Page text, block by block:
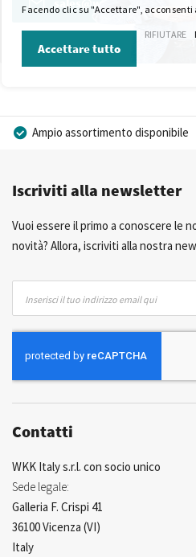
Ampio assortimento disponibile
Consulenza Personalizzata
Iscriviti alla newsletter
Vuoi essere il primo a conoscere le
novità? Allora, iscriviti alla nostra
nostra
Newsletter:
Contatti
WKK Italy s.r.l. con socio unico
Sede legale:
Galleria F. Crispi 41
36100 Vicenza (VI)
Italy
Facendo clic su "Accettare",
Accettare tutto
RIFIUTARE